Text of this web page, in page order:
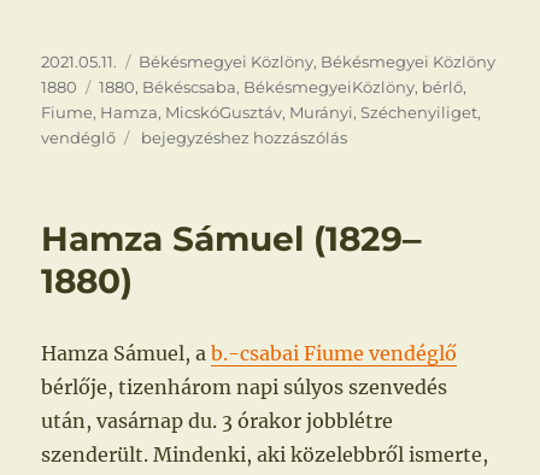
Közzétéve
2021.05.11. Kategória
Békésmegyei Közlöny, Békésmegyei Közlöny
1880
Címke
1880, Békéscsaba, BékésmegyeiKözlöny, bérlő,
Fiume, Hamza, MicskóGusztáv, Murányi,Széchenyiliget,
vendéglő
Új
bejegyzéshez hozzászólás
Hamza Sámuel (1829‒
1880)
Hamza Sámuel, ab.-csabai Fiume vendéglő
bérlője, tizenhárom napi súlyos szenvedés
után, vasárnap du. 3 órakor jobblétre
szenderült. Mindenki, aki közelebbről ismerte,